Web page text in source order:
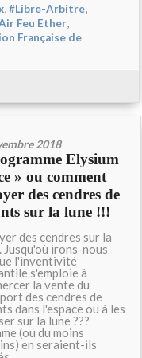
,#Libre-Arbitre,
Feu Ether,
Française de
2018
Elysium
» ou comment
des cendres de
sur la lune !!!
des cendres sur la
Jusqu'où irons-nous
l'inventivité
s'emploie à
la vente du
des cendres de
dans l'espace ou à les
sur la lune ???
(ou du moins
en seraient-ils